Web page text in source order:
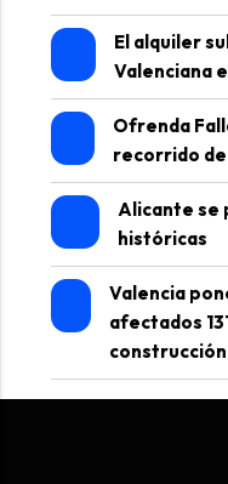
El alquiler
Valenciana
Ofrenda
recorrido de
Alicante se
históricas
Valencia
afectados
construcción